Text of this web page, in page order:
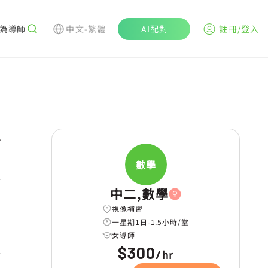
導師 中文-繁體 AI配對 註冊/登入
數學
中二,數學
視像補習
一星期1日-1.5小時/堂
女導師
$300/hr